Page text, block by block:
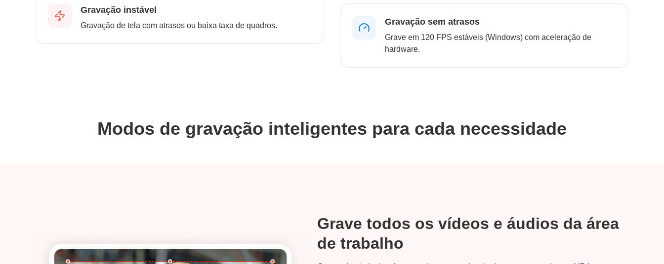
Gravação instável
Gravação de tela com atrasos ou baixa taxa de quadros. Gravação sem atrasos
Grave em 120 FPS estáveis (Windows) com aceleração de
hardware.
Modos de gravação inteligentes para cada necessidade
Grave todos os vídeos e áudios da área
de trabalho